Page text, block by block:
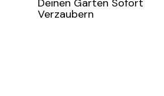
Deinen Garten Sofort
Verzaubern